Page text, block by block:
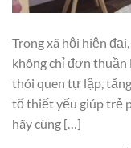
Trong xã hội hiện
không chỉ đơn thuần
thói quen tự lập,
tố thiết yếu giúp trẻ
hãy cùng […]